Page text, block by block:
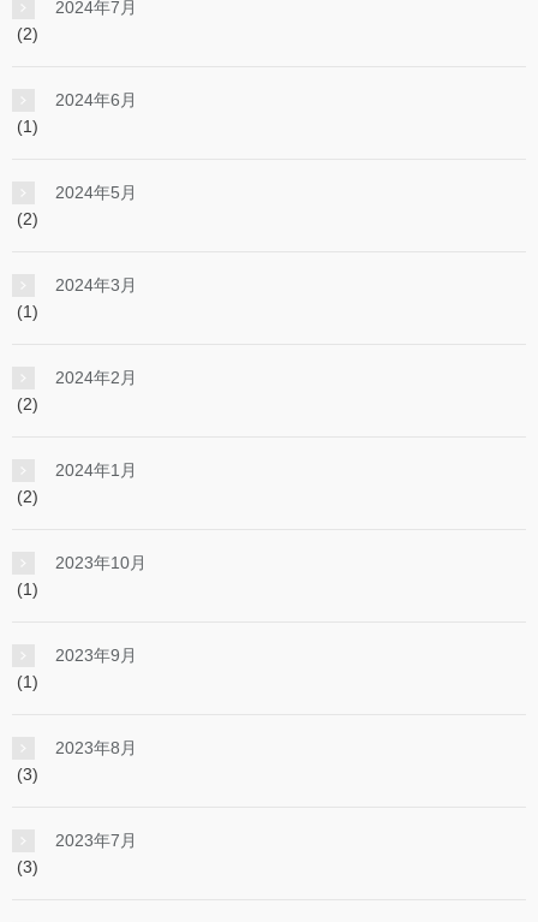
2024年7月
(2)
2024年6月
(1)
2024年5月
(2)
2024年3月
(1)
2024年2月
(2)
2024年1月
(2)
2023年10月
(1)
2023年9月
(1)
2023年8月
(3)
2023年7月
(3)